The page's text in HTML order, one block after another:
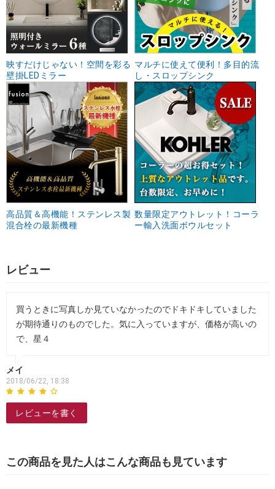
映すだけじゃない！空間を彩る
壁掛LEDミラー
マルチに使えて便利！多目的流
し・スロップシンク
高品質＆高機能！ステンレス製
混合栓の最新機種
数量限定アウトレット！コーラ
ー輸入洗面ボウルセット
レビュー
買うときに写真しか見ていなかったのでドキドキしていました
が期待通りのものでした。気に入っていますが、価格が高いの
で、星４
メイ
2018/06/22, 18:38
レビューを書く
この商品を見た人はこんな商品も見ています